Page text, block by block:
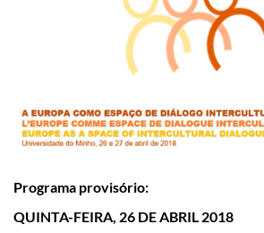
Programa provisório:
QUINTA-FEIRA, 26 DE ABRIL 2018